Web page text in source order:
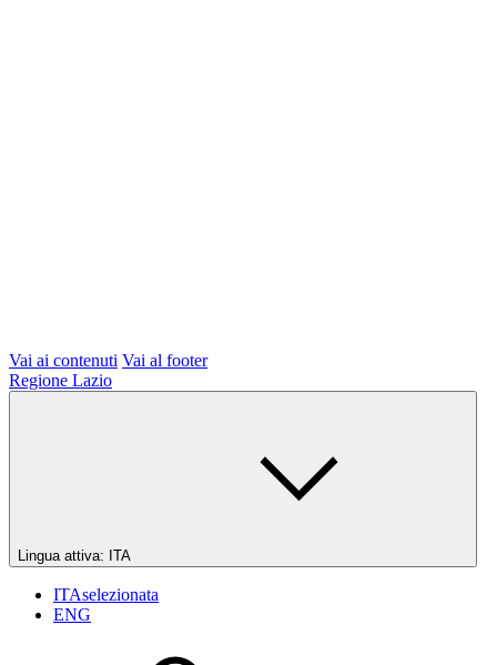
Vai ai contenuti Vai al footer
Regione Lazio
Lingua attiva: ITA
ITAselezionata
ENG